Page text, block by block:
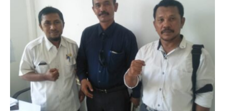
Kesbangpol bagan siapiapi, Kebupaten Rokan Hilir,
kamis (7/11/2019) sekira pukul 09.00 Wib. Perlu …